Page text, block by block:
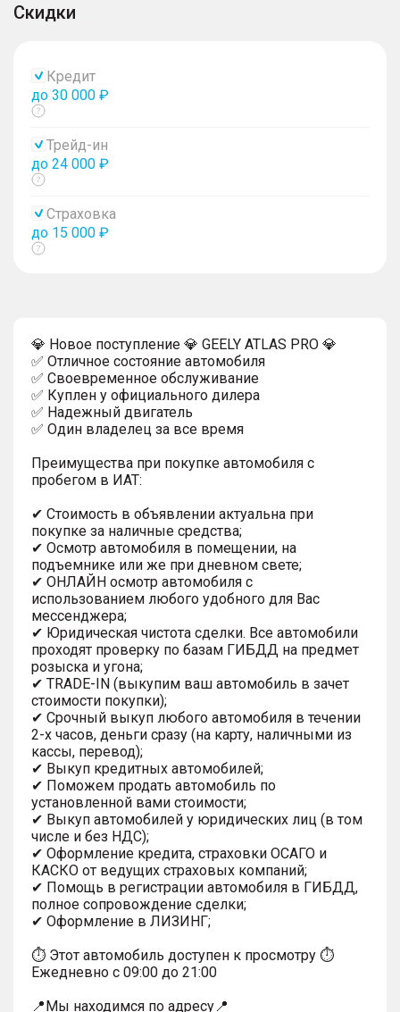
Скидки
Кредит
до 30 000 ₽
Показать
Трейд-ин
до 24 000 ₽
Показать
Страховка
до 15 000 ₽
Показать
💎 Hoвoe поcтупление 💎 GEELY ATLAS PRO 💎
✅ Oтличное сoстoяниe aвтoмoбиля
✅ Своевременное обслуживание
✅ Куплен у официального дилера
✅ Надежный двигатель
✅ Один владелец за все время
Преимущества при покупке автомобиля с
пробегом в ИАТ:
✔ Стоимость в объявлении актуальна при
покупке за наличные средства;
✔ Осмотр автомобиля в помещении, на
подъемнике или же при дневном свете;
✔ ОНЛАЙН осмотр автомобиля с
использованием любого удобного для Вас
мессенджера;
✔ Юридическая чистота сделки. Все автомобили
проходят проверку по базам ГИБДД на предмет
розыска и угона;
✔ TRADE-IN (выкупим ваш автомобиль в зачет
стоимости покупки);
✔ Срочный выкуп любого автомобиля в течении
2-х часов, деньги сразу (на карту, наличными из
кассы, перевод);
✔ Выкуп кредитных автомобилей;
✔ Поможем продать автомобиль по
установленной вами стоимости;
✔ Выкуп автомобилей у юридических лиц (в том
числе и без НДС);
✔ Оформление кредита, страховки ОСАГО и
КАСКО от ведущих страховых компаний;
✔ Помощь в регистрации автомобиля в ГИБДД,
полное сопровождение сделки;
✔ Оформление в ЛИЗИНГ;
⏱ Этот автомобиль доступен к просмотру ⏱
Ежедневно с 09:00 до 21:00
📍Мы находимся по адресу📍